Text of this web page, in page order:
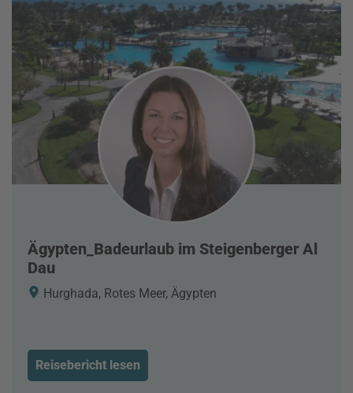
Ägypten_Badeurlaub im Steigenberger Al
Dau
Hurghada, Rotes Meer, Ägypten
Reisebericht lesen